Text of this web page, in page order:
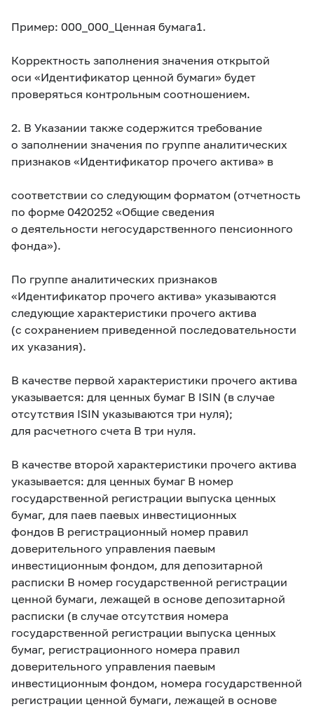
Пример: 000_000_Ценная бумага1.
Корректность заполнения значения открытой
оси «Идентификатор ценной бумаги» будет
проверяться контрольным соотношением.
2. В Указании также содержится требование
о заполнении значения по группе аналитических
признаков «Идентификатор прочего актива» в
соответствии со следующим форматом (отчетность
по форме 0420252 «Общие сведения
о деятельности негосударственного пенсионного
фонда»).
По группе аналитических признаков
«Идентификатор прочего актива» указываются
следующие характеристики прочего актива
(с сохранением приведенной последовательности
их указания).
В качестве первой характеристики прочего актива
указывается: для ценных бумаг В ISIN (в случае
отсутствия ISIN указываются три нуля);
для расчетного счета В три нуля.
В качестве второй характеристики прочего актива
указывается: для ценных бумаг В номер
государственной регистрации выпуска ценных
бумаг, для паев паевых инвестиционных
фондов В регистрационный номер правил
доверительного управления паевым
инвестиционным фондом, для депозитарной
расписки В номер государственной регистрации
ценной бумаги, лежащей в основе депозитарной
расписки (в случае отсутствия номера
государственной регистрации выпуска ценных
бумаг, регистрационного номера правил
доверительного управления паевым
инвестиционным фондом, номера государственной
регистрации ценной бумаги, лежащей в основе